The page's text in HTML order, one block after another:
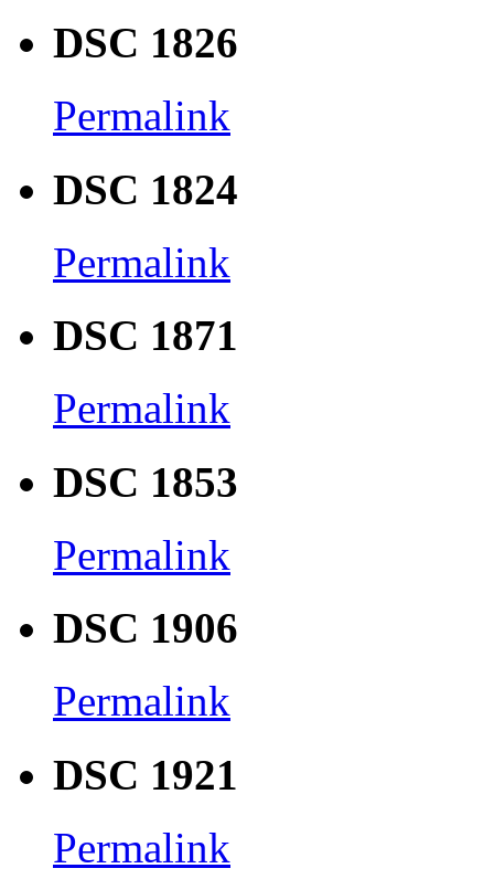
DSC 1826
Permalink
DSC 1824
Permalink
DSC 1871
Permalink
DSC 1853
Permalink
DSC 1906
Permalink
DSC 1921
Permalink